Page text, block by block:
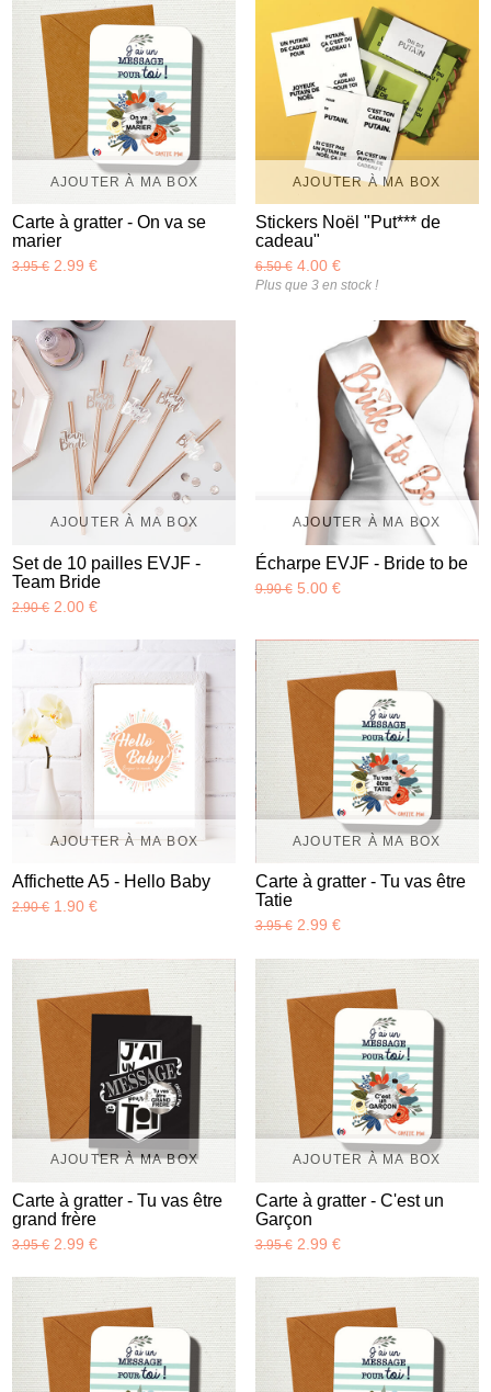
AJOUTER À MA BOX
Carte à gratter - On va se
marier
3.95 €2.99 €
AJOUTER À MA BOX
Stickers Noël "Put*** de
cadeau"
6.50 €4.00 €
Plus que 3 en stock !
AJOUTER À MA BOX
Set de 10 pailles EVJF -
Team Bride
2.90 €2.00 €
AJOUTER À MA BOX
Écharpe EVJF - Bride to be
9.90 €5.00 €
AJOUTER À MA BOX
Affichette A5 - Hello Baby
2.90 €1.90 €
AJOUTER À MA BOX
Carte à gratter - Tu vas être
Tatie
3.95 €2.99 €
AJOUTER À MA BOX
Carte à gratter - Tu vas être
grand frère
3.95 €2.99 €
AJOUTER À MA BOX
Carte à gratter - C'est un
Garçon
3.95 €2.99 €